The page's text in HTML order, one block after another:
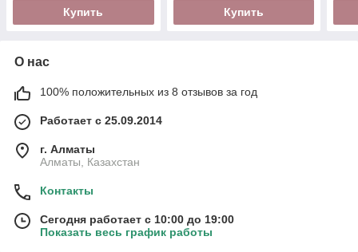
Купить Купить
О нас
100% положительных из 8 отзывов за год
Работает с 25.09.2014
г. Алматы
Алматы, Казахстан
Контакты
Сегодня работает с 10:00 до 19:00
Показать весь график работы